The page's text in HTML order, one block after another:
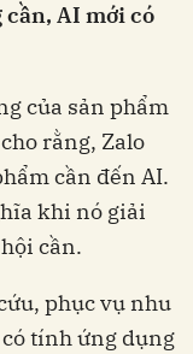
AI mới có
của sản phẩm
rằng, Zalo
cần đến AI.
khi nó giải
cần.
phục vụ nhu
tính ứng dụng